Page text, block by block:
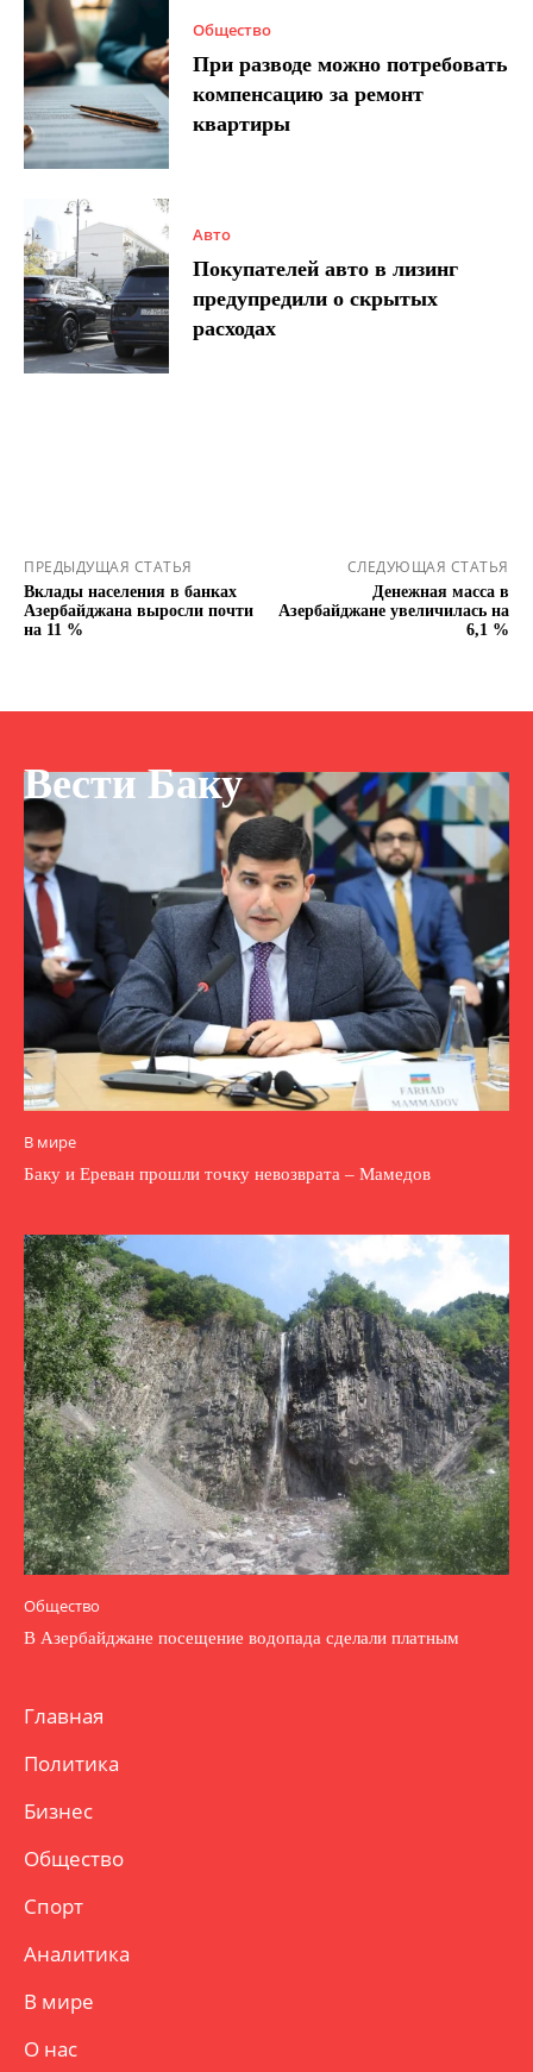
Общество
При разводе можно потребовать
компенсацию за ремонт
квартиры
Авто
Покупателей авто в лизинг
предупредили о скрытых
расходах
ПРЕДЫДУЩАЯ СТАТЬЯ
Вклады населения в банках
Азербайджана выросли почти
на 11 %
СЛЕДУЮЩАЯ СТАТЬЯ
Денежная масса в
Азербайджане увеличилась на
6,1 %
Вести Баку
В мире
Баку и Ереван прошли точку невозврата – Мамедов
Общество
В Азербайджане посещение водопада сделали платным
Главная
Политика
Бизнес
Общество
Спорт
Аналитика
В мире
О нас